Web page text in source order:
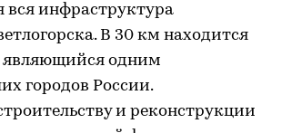
вся инфраструктура
В 30 км находится
являющийся одним
городов России.
и реконструкции